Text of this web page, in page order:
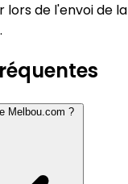
lors de l'envoi de la
Melbou.com ?